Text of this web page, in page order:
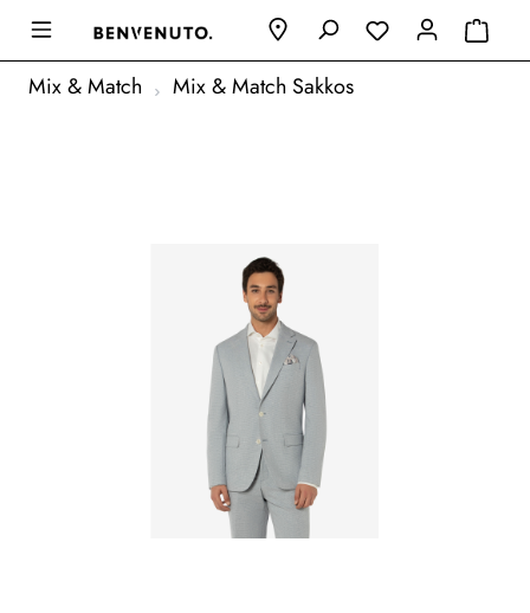
Mix & Match Mix & Match Sakkos